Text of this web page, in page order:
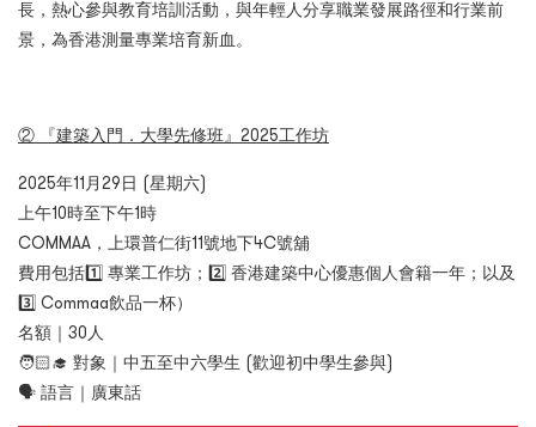
長，熱心參與教育培訓活動，與年輕人分享職業發展路徑和行業前
景，為香港測量專業培育新血。
② 『建築入門．大學先修班』2025工作坊
2025年11月29日 (星期六)
上午10時至下午1時
COMMAA，上環普仁街11號地下4C號舖
費用包括1️⃣ 專業工作坊；2️⃣ 香港建築中心優惠個人會籍一年；以及
3️⃣ Commaa飲品一杯）
名額｜30人
🧑🏻‍🎓 對象｜中五至中六學生 (歡迎初中學生參與)
🗣️ 語言｜廣東話